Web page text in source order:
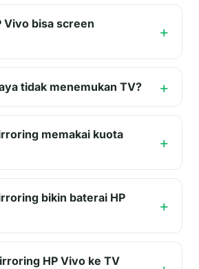
Vivo bisa screen
tidak menemukan TV?
memakai kuota
bikin baterai HP
HP Vivo ke TV